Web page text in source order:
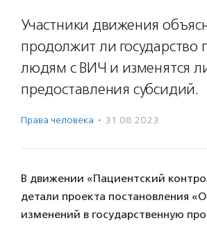
Участники движения
продолжит ли государство
людям с ВИЧ и изменятся
предоставления субсидий.
Права человека · 31.08.2023
В движении «Пациентский
детали проекта постановления
изменений в государственную